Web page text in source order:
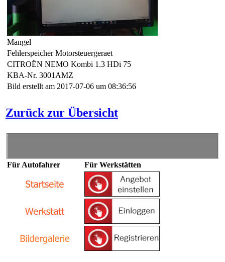
Mangel
Fehlerspeicher Motorsteuergeraet
CITROËN NEMO Kombi 1.3 HDi 75
KBA-Nr. 3001AMZ
Bild erstellt am 2017-07-06 um 08:36:56
Zurück zur Übersicht
Für Autofahrer Für Werkstätten